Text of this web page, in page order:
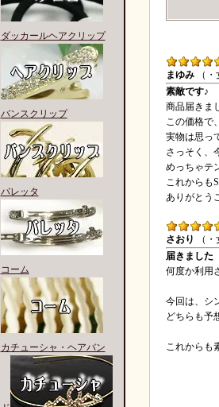
ダッカールヘアクリップ
バンスクリップ
バレッタ
コーム
カチューシャ・ヘアバン
まゆみ （
素敵です♪
商品届きま
この価格で
実物は思っ
さっそく、
めっちゃテ
これからも
ありがとう
さおり
（
届きました
何度か利用
今回は、シ
どちらも予
これからも